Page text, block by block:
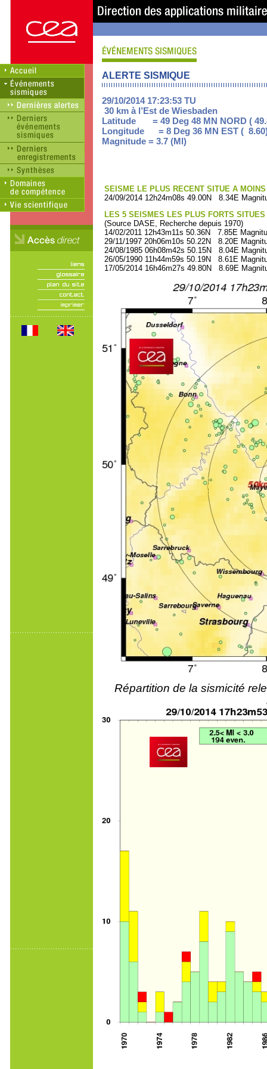
ALERTE SISMIQUE
29/10/2014 17:23:53 TU
30 km à l’Est de Wiesbaden
Latitude = 49 Deg 48 MN NORD (
Longitude = 8 Deg 36 MN EST (
Magnitude = 3.7 (Ml)
SEISME LE PLUS RECENT SITUE A
24/09/2014 12h24m08s 49.00N 8.34E
LES 5 SEISMES LES PLUS FORTS
(Source DASE, Recherche depuis 1970)
14/02/2011 12h43m11s 50.36N 7.85E
29/11/1997 20h06m10s 50.22N 8.20E
24/08/1985 06h08m42s 50.15N 8.04E
26/05/1990 11h44m59s 50.19N 8.61E
17/05/2014 16h46m27s 49.80N 8.69E
Répartition de la sismicité